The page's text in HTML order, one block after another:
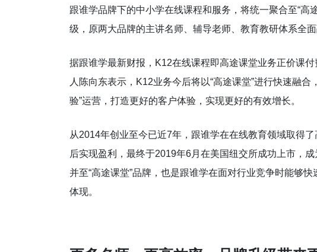
跟谁学品牌下的中小学在线课程和服务，将统一聚合至“高
级，原两大品牌的主讲名师、辅导老师、教育教研体系全面
据跟谁学最新财报，K12在线课程即高途课堂业务正价课
人陈向东表示，K12业务今后将以“高途课堂”进行快速融
验”运营，打造更好的客户体验，实现更好的有效增长。
从2014年创业至今已近7年，跟谁学在在线教育领域取得
后实现盈利，最终于2019年6月在美国纽交所成功上市，
并至“高途课堂”品牌，也是跟谁学在面对行业竞争时能够
体现。